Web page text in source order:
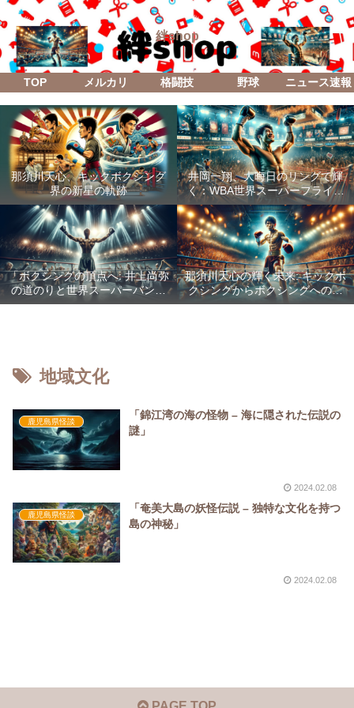
絆shop
TOP メルカリ 格闘技 野球 ニュース速報
那須川天心、キックボクシング
界の新星の軌跡
井岡一翔、大晦日のリングで輝
く：WBA世界スーパーフライ級
防衛戦「Lifetime Boxing Fights
18」
「ボクシングの頂点へ: 井上尚弥
の道のりと世界スーパーバンタ
ム級統一戦の全貌」
那須川天心の輝く未来: キックボ
クシングからボクシングへの成
功した転身
地域文化
鹿児島県怪談
「錦江湾の海の怪物 – 海に隠された伝説の
謎」
2024.02.08
鹿児島県怪談
「奄美大島の妖怪伝説 – 独特な文化を持つ
島の神秘」
2024.02.08